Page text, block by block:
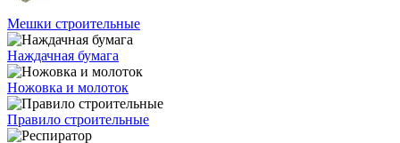
Мешки строительные
Наждачная бумага
Ножовка и молоток
Правило строительные